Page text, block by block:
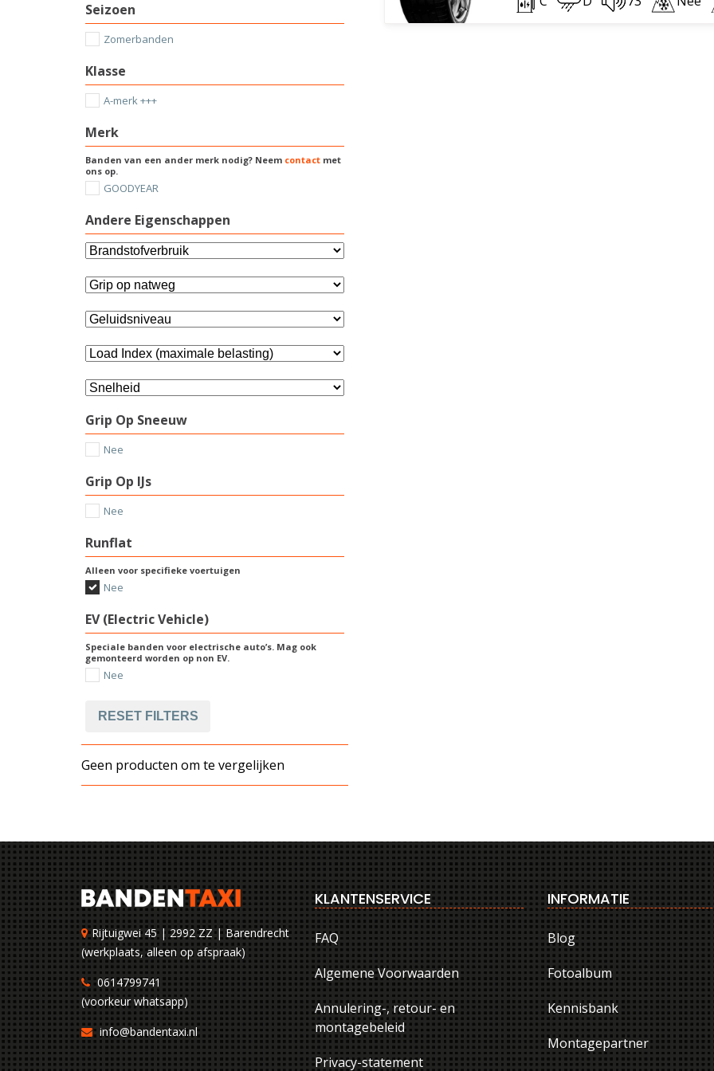
Seizoen
Zomerbanden
Klasse
A-merk +++
Merk
Banden van een ander merk nodig? Neem contact met
ons op.
GOODYEAR
Andere Eigenschappen
Grip Op Sneeuw
Nee
Grip Op IJs
Nee
Runflat
Alleen voor specifieke voertuigen
Nee
EV (Electric Vehicle)
Speciale banden voor electrische auto’s. Mag ook
gemonteerd worden op non EV.
Nee
RESET FILTERS
Geen producten om te vergelijken
Rijtuigwei 45 | 2992 ZZ | Barendrecht
(werkplaats, alleen op afspraak)
0614799741
(voorkeur whatsapp)
info@bandentaxi.nl
KLANTENSERVICE
FAQ
Algemene Voorwaarden
Annulering-, retour- en
montagebeleid
Privacy-statement
INFORMATIE
Blog
Fotoalbum
Kennisbank
Montagepartner